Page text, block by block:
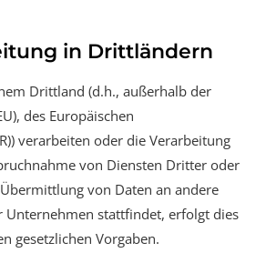
in Drittländern
Drittland (d.h., außerhalb der
des Europäischen
verarbeiten oder die Verarbeitung
von Diensten Dritter oder
von Daten an andere
Unternehmen stattfindet, erfolgt dies
gesetzlichen Vorgaben.